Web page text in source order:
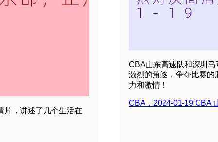
片，讲述了几个生活在
CBA山东高速队和深圳
激烈的角逐，争夺比赛的
力和激情！
CBA，2024-01-19 CBA